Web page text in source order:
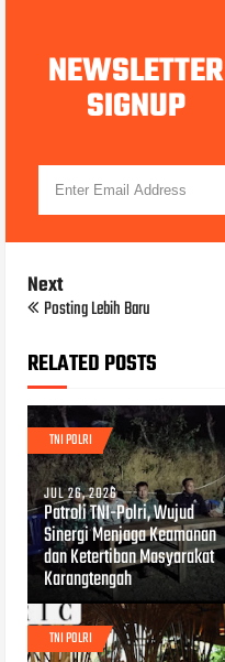
NEWSLETTER
SIGNUP
Next
Posting Lebih Baru
RELATED POSTS
TNI POLRI
JUL 26, 2026
Patroli TNI-Polri, Wujud
Sinergi Menjaga Keamanan
dan Ketertiban Masyarakat
Karangtengah
TNI POLRI